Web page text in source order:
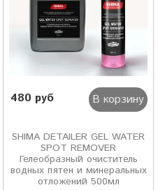
480 руб В корзину
SHIMA DETAILER GEL WATER
SPOT REMOVER
Гелеобразный очиститель
водных пятен и минеральных
отложений 500мл